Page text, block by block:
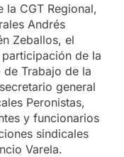
la CGT Regional,
Andrés
Zeballos, el
de la
Trabajo de la
general
Peronistas,
y funcionarios
sindicales
Varela.